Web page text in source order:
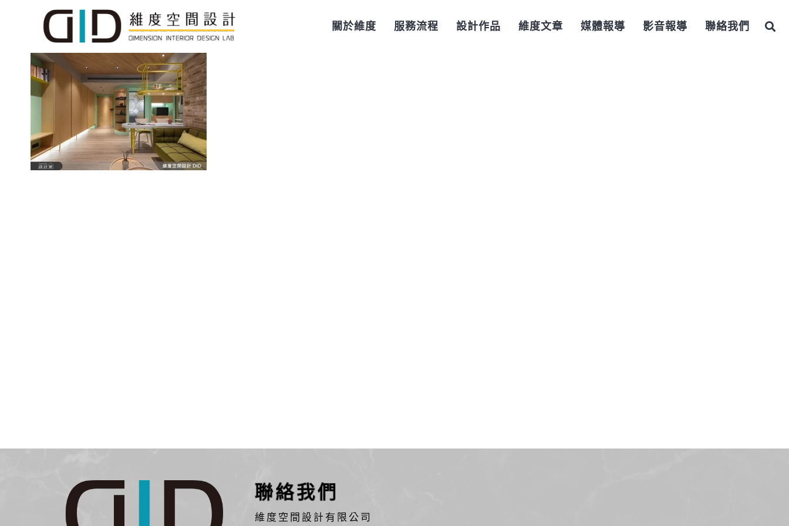
關於維度 服務流程 設計作品 維度文章 媒體報導 影音報導 聯絡我們
聯絡我們
維度空間設計有限公司